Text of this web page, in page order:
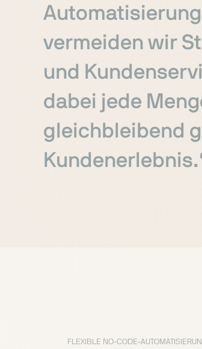
vermeiden wir
und
dabei jede
gleichbleibend
FLEXIBLE NO-CODE-